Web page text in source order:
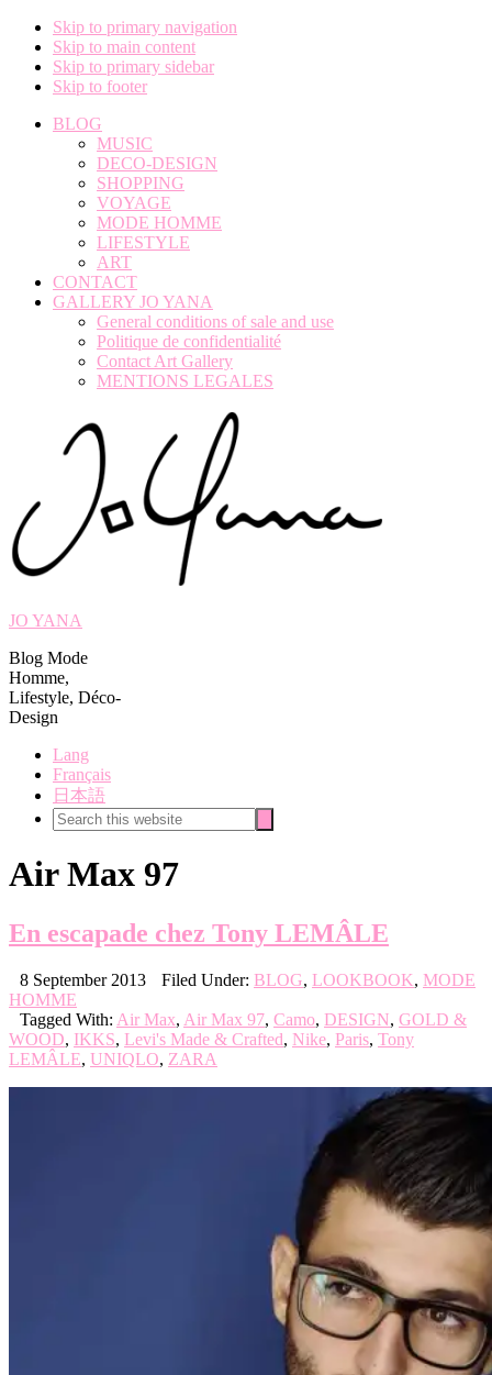
Skip to primary navigation
Skip to main content
Skip to primary sidebar
Skip to footer
BLOG
MUSIC
DECO-DESIGN
SHOPPING
VOYAGE
MODE HOMME
LIFESTYLE
ART
CONTACT
GALLERY JO YANA
General conditions of sale and use
Politique de confidentialité
Contact Art Gallery
MENTIONS LEGALES
JO YANA
Blog Mode
Homme,
Lifestyle, Déco-
Design
Lang
Français
日本語
Search
this
Air Max 97
En escapade chez Tony LEMÂLE
8 September 2013 Filed Under: BLOG, LOOKBOOK, MODE
HOMME
Tagged With: Air Max, Air Max 97, Camo, DESIGN, GOLD &
WOOD, IKKS, Levi's Made & Crafted, Nike, Paris, Tony
LEMÂLE, UNIQLO, ZARA